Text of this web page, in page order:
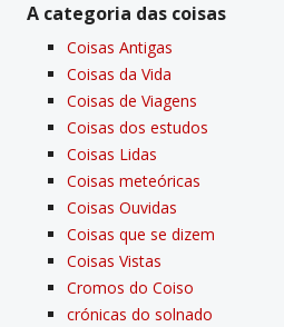
A categoria das coisas
Coisas Antigas
Coisas da Vida
Coisas de Viagens
Coisas dos estudos
Coisas Lidas
Coisas meteóricas
Coisas Ouvidas
Coisas que se dizem
Coisas Vistas
Cromos do Coiso
crónicas do solnado